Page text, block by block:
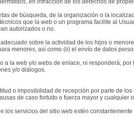
en infracción de los derechos de
de búsqueda, de la organización o la
que la web o un programa facilite al
autorizados o no.
sobre la actividad de los hijos o
menores, así como (ii) el envío de datos
a la web y/o webs de enlace, ni responderá, por
y/o diálogos.
o imposibilidad de recepción por parte de los
de caso fortuito o fuerza mayor y cualquier
servicios del sitio web estén constantemente